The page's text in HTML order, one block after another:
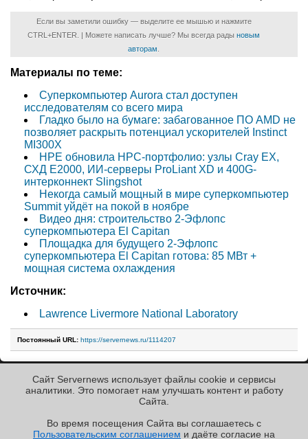
Если вы заметили ошибку — выделите ее мышью и нажмите
CTRL+ENTER. | Можете написать лучше? Мы всегда рады новым
авторам
Материалы по теме:
Суперкомпьютер Aurora стал доступен
исследователям со всего мира
Гладко было на бумаге: забагованное ПО AMD не
позволяет раскрыть потенциал ускорителей Instinct
MI300X
HPE обновила HPC-портфолио: узлы Cray EX,
СХД E2000, ИИ-серверы ProLiant XD и 400G-
интерконнект Slingshot
Некогда самый мощный в мире суперкомпьютер
Summit уйдёт на покой в ноябре
Видео дня: строительство 2-Эфлопс
суперкомпьютера El Capitan
Площадка для будущего 2-Эфлопс
суперкомпьютера El Capitan готова: 85 МВт +
мощная система охлаждения
Источник:
Lawrence Livermore National Laboratory
Постоянный URL: https://servernews.ru/1114207
« Назад к ленте
Сайт Servernews использует файлы cookie и сервисы
аналитики. Это помогает нам улучшать контент и работу
Cайта.
Во время посещения Cайта вы соглашаетесь с
Пользовательским соглашением и даёте согласие на